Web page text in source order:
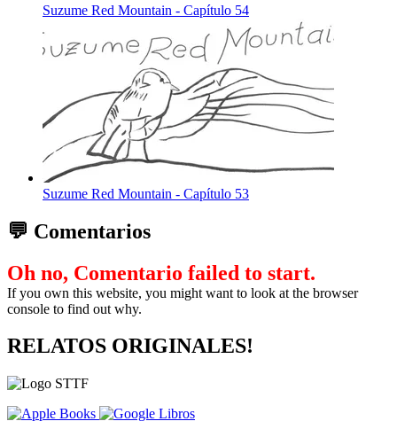
Suzume Red Mountain - Capítulo 54
Suzume Red Mountain - Capítulo 53
💬 Comentarios
Oh no, Comentario failed to start.
If you own this website, you might want to look at the browser
console to find out why.
RELATOS ORIGINALES!